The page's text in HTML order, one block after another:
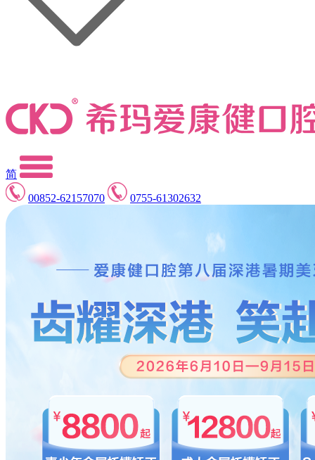
简
00852-62157070
0755-61302632